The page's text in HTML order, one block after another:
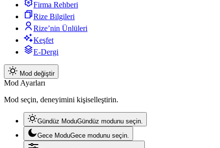
Firma Rehberi
Rize Bilgileri
Rize’nin Ünlüleri
Keşfet
E-Dergi
Mod değiştir
Mod Ayarları
Mod seçin, deneyimini kişiselleştirin.
Gündüz ModuGündüz modunu seçin.
Gece ModuGece modunu seçin.